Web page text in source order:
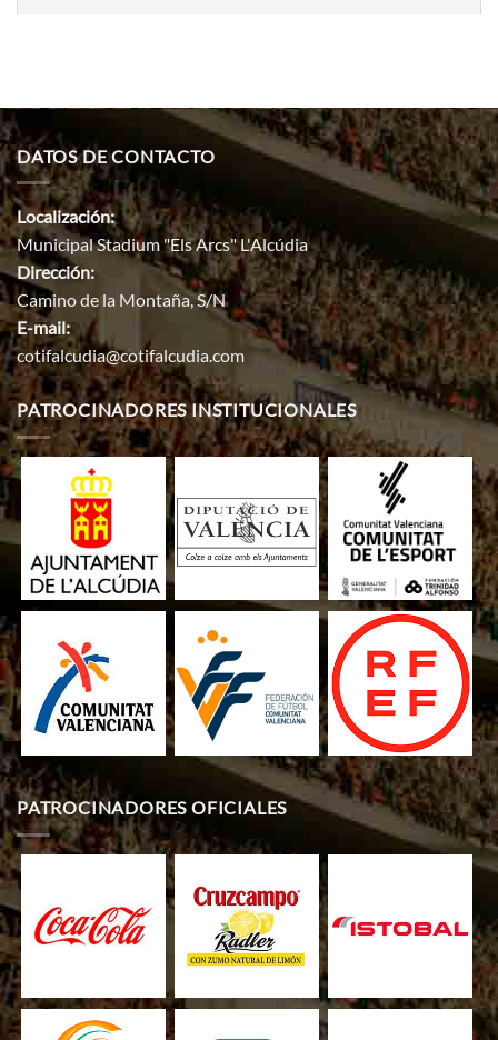
DATOS DE CONTACTO
Localización:
Municipal Stadium "Els Arcs" L'Alcúdia
Dirección:
Camino de la Montaña, S/N
E-mail:
cotifalcudia@cotifalcudia.com
PATROCINADORES INSTITUCIONALES
PATROCINADORES OFICIALES